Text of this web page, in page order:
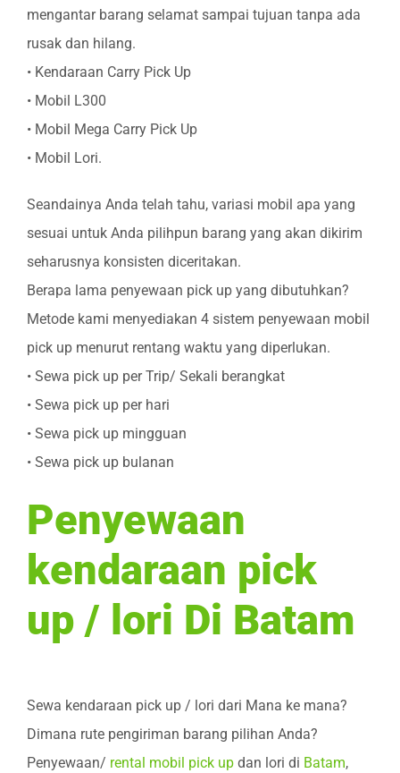
mengantar barang selamat sampai tujuan tanpa ada
rusak dan hilang.
• Kendaraan Carry Pick Up
• Mobil L300
• Mobil Mega Carry Pick Up
• Mobil Lori.
Seandainya Anda telah tahu, variasi mobil apa yang
sesuai untuk Anda pilihpun barang yang akan dikirim
seharusnya konsisten diceritakan.
Berapa lama penyewaan pick up yang dibutuhkan?
Metode kami menyediakan 4 sistem penyewaan mobil
pick up menurut rentang waktu yang diperlukan.
• Sewa pick up per Trip/ Sekali berangkat
• Sewa pick up per hari
• Sewa pick up mingguan
• Sewa pick up bulanan
Penyewaan
kendaraan pick
up / lori Di Batam
Sewa kendaraan pick up / lori dari Mana ke mana?
Dimana rute pengiriman barang pilihan Anda?
Penyewaan/ rental mobil pick up dan lori di Batam,